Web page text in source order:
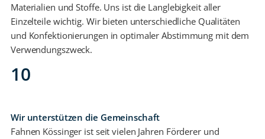
Materialien und Stoffe. Uns ist die Langlebigkeit aller
Einzelteile wichtig. Wir bieten unterschiedliche Qualitäten
und Konfektionierungen in optimaler Abstimmung mit dem
Verwendungszweck.
10
Wir unterstützen die Gemeinschaft
Fahnen Kössinger ist seit vielen Jahren Förderer und